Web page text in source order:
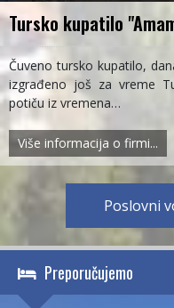
Tursko kupatilo
Čuveno tursko kupatilo,
izgrađeno još za vreme
potiču iz vremena…
Više informacija o firmi...
Poslovni
Preporučujemo